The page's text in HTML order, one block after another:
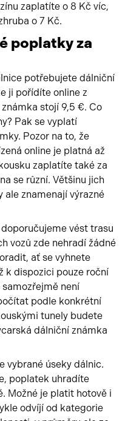
zaplatíte o 8 Kč víc,
o 7 Kč.
poplatky za
potřebujete dálniční
ji pořídíte online z
stojí 9,5 €. Co
Pak se vyplatí
Pozor na to, že
online je platná až
zaplatíte také za
se různí. Většinu jich
znamenají výrazné
vést trasu
vozů zde nehradí žádné
ať se vyhnete
k dispozici pouze roční
není
podle konkrétní
tunely budete
dálniční známka
vybrané úseky dálnic.
poplatek uhradíte
Možné je platit hotově i
odvíjí od kategorie